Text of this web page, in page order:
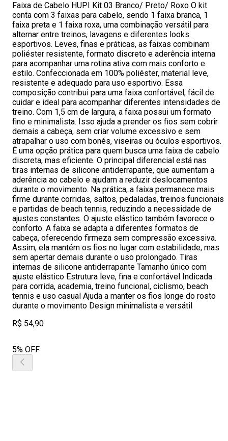
Faixa de Cabelo HUPI Kit 03 Branco/ Preto/ Roxo O kit
conta com 3 faixas para cabelo, sendo 1 faixa branca, 1
faixa preta e 1 faixa roxa, uma combinação versátil para
alternar entre treinos, lavagens e diferentes looks
esportivos. Leves, finas e práticas, as faixas combinam
poliéster resistente, formato discreto e aderência interna
para acompanhar uma rotina ativa com mais conforto e
estilo. Confeccionada em 100% poliéster, material leve,
resistente e adequado para uso esportivo. Essa
composição contribui para uma faixa confortável, fácil de
cuidar e ideal para acompanhar diferentes intensidades de
treino. Com 1,5 cm de largura, a faixa possui um formato
fino e minimalista. Isso ajuda a prender os fios sem cobrir
demais a cabeça, sem criar volume excessivo e sem
atrapalhar o uso com bonés, viseiras ou óculos esportivos.
É uma opção prática para quem busca uma faixa de cabelo
discreta, mas eficiente. O principal diferencial está nas
tiras internas de silicone antiderrapante, que aumentam a
aderência ao cabelo e ajudam a reduzir deslocamentos
durante o movimento. Na prática, a faixa permanece mais
firme durante corridas, saltos, pedaladas, treinos funcionais
e partidas de beach tennis, reduzindo a necessidade de
ajustes constantes. O ajuste elástico também favorece o
conforto. A faixa se adapta a diferentes formatos de
cabeça, oferecendo firmeza sem compressão excessiva.
Assim, ela mantém os fios no lugar com estabilidade, mas
sem apertar demais durante o uso prolongado. Tiras
internas de silicone antiderrapante Tamanho único com
ajuste elástico Estrutura leve, fina e confortável Indicada
para corrida, academia, treino funcional, ciclismo, beach
tennis e uso casual Ajuda a manter os fios longe do rosto
durante o movimento Design minimalista e versátil
R$ 54,90
5% OFF